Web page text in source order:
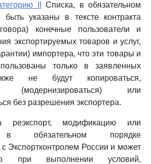
II
Списка, в обязательном
указаны в тексте контракта
конечные пользователи и
экспортируемых товаров и услуг,
импортера, что эти товары и
только в заявленных
не будут копироваться,
(модернизироваться) или
без разрешения экспортера.
реэкспорт, модификацию или
в обязательном порядке
с Экспортконтролем России и может
при выполнении условий,